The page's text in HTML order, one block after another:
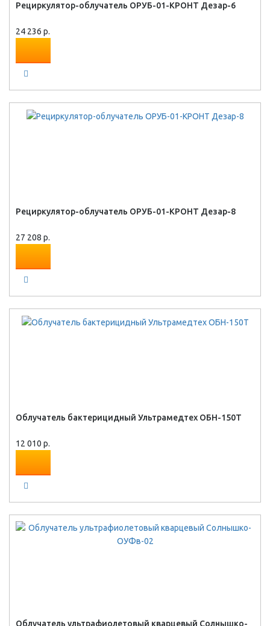
Рециркулятор-облучатель ОРУБ-01-КРОНТ Дезар-6
24 236 р.
Рециркулятор-облучатель ОРУБ-01-КРОНТ Дезар-8
27 208 р.
Облучатель бактерицидный Ультрамедтех ОБН-150Т
12 010 р.
Облучатель ультрафиолетовый кварцевый Солнышко-